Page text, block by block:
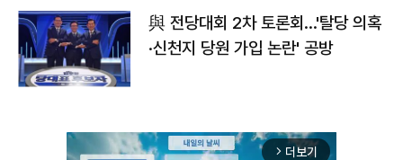
與 전당대회 2차 토론회…'탈당 의혹
·신천지 당원 가입 논란' 공방
arrow_forward_ios 더보기